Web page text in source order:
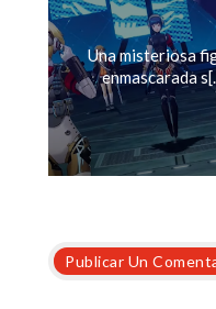
Una misteriosa
enmascarada
Publicar Un